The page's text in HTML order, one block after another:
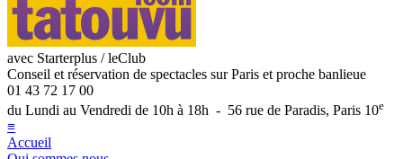
avec Starterplus / leClub
Conseil et réservation de spectacles sur Paris et proche banlieue
01 43 72 17 00
du Lundi au Vendredi de 10h à 18h - 56 rue de Paradis, Paris 10e
≡
Accueil